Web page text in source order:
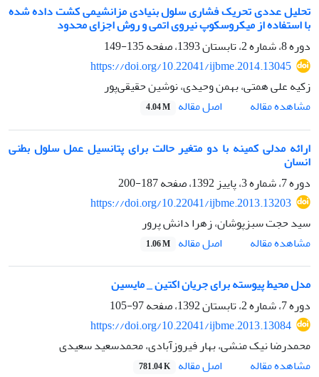
تحلیل عددی تحریک فشاری سلول بنیادی مزانشیمی کشت داده شده
با استفاده از میکروسکوپ نیروی اتمی و روش اجزای محدود
دوره 8، شماره 2، تابستان 1393، صفحه
135-149
https://doi.org/10.22041/ijbme.2014.13045
زکیه علی همتی، بهمن وحیدی، نوشین حقیقی‌پور
مشاهده مقاله
اصل مقاله 4.04 M
ارائه مدلی کمینه با دو متغیر حالت برای پتانسیل عمل سلول بطنی
انسان
دوره 7، شماره 3، پاییز 1392، صفحه
187-200
https://doi.org/10.22041/ijbme.2013.13203
سید حجت سبزپوشان، زهرا دانش پرور
مشاهده مقاله
اصل مقاله 1.06 M
مدل محیط پیوسته برای جریان اکتین _ مایسین
دوره 7، شماره 2، تابستان 1392، صفحه
97-105
https://doi.org/10.22041/ijbme.2013.13084
محمدرضا نیک منشی، بهار فیروزآبادی، محمدسعید سعیدی
مشاهده مقاله
اصل مقاله 781.04 K